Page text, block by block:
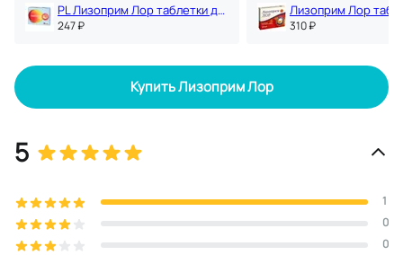
PL Лизоприм Лор таблетки для рассасывания 50 шт
247 ₽ 310 ₽
Купить Лизоприм Лор
5
1
0
0